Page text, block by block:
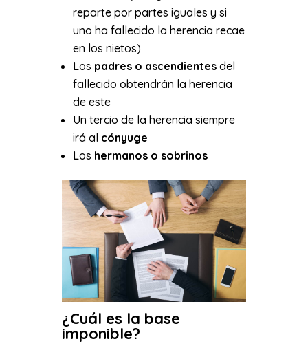
reparte por partes iguales y si
uno ha fallecido la herencia recae
en los nietos)
Los padres o ascendientesdel
fallecido obtendrán la herencia
de este
Un tercio de la herencia siempre
irá al cónyuge
Los hermanos o sobrinos
¿Cuál es la base
imponible?